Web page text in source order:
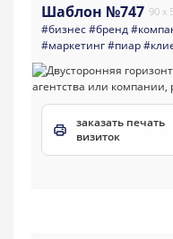
Шаблон №747 90 x
#бизнес#бренд
#маркетинг#пиар
заказать печать
визиток